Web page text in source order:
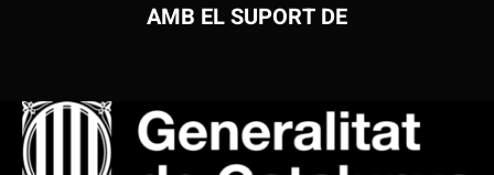
AMB EL SUPORT DE